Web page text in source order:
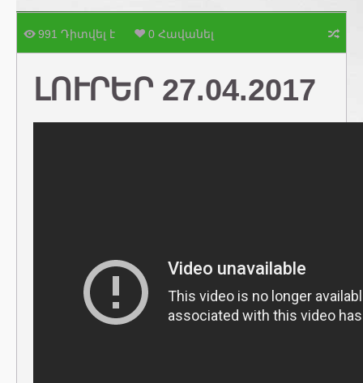
991 Դիտվել է 0 Հավանել
ԼՈՒՐԵՐ 27.04.2017